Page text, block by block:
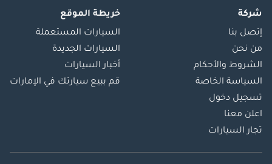
شركة
إتصل بنا
من نحن
الشروط والأحكام
السياسة الخاصة
تسجيل دخول
اعلن معنا
تجار السيارات
خريطة الموقع
السيارات المستعملة
السيارات الجديدة
أخبار السيارات
قم ببيع سيارتك في الإمارات